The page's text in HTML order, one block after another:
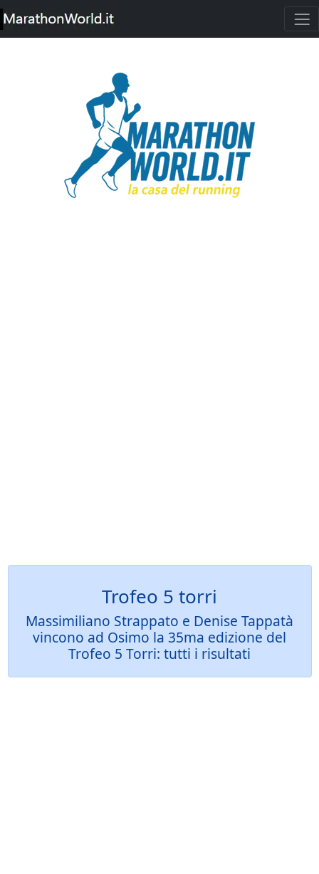
Trofeo 5 torri
Massimiliano Strappato e Denise Tappatà
vincono ad Osimo la 35ma edizione del
Trofeo 5 Torri: tutti i risultati